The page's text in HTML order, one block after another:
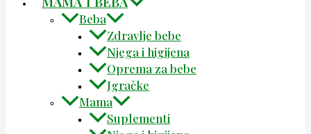
Beba
Zdravlje bebe
Njega i higijena
Oprema za bebe
Igračke
Mama
Suplementi